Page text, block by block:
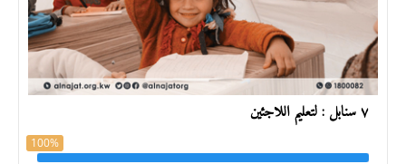
٧ سنابل : لتعليم اللاجئين
100%